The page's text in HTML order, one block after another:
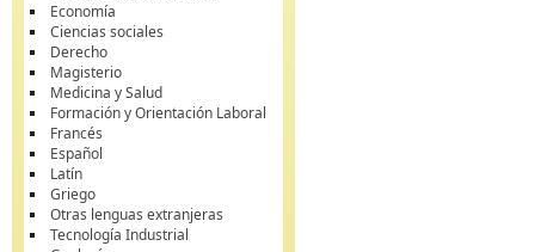
Economía
Ciencias sociales
Derecho
Magisterio
Medicina y Salud
Formación y Orientación Laboral
Francés
Español
Latín
Griego
Otras lenguas extranjeras
Tecnología Industrial